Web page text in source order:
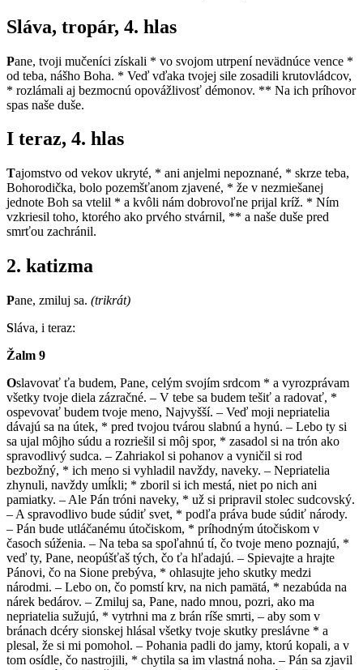
Sláva, tropár, 4. hlas
Pane, tvoji mučeníci získali * vo svojom utrpení nevädnúce vence *
od teba, nášho Boha. * Veď vďaka tvojej sile zosadili krutovládcov,
* rozlámali aj bezmocnú opovážlivosť démonov. ** Na ich príhovor
spas naše duše.
I teraz, 4. hlas
Tajomstvo od vekov ukryté, * ani anjelmi nepoznané, * skrze teba,
Bohorodička, bolo pozemšťanom zjavené, * že v nezmiešanej
jednote Boh sa vtelil * a kvôli nám dobrovoľne prijal kríž. * Ním
vzkriesil toho, ktorého ako prvého stvárnil, ** a naše duše pred
smrťou zachránil.
2. katizma
Pane, zmiluj sa. (trikrát)
Sláva, i teraz:
Žalm 9
Oslavovať ťa budem, Pane, celým svojím srdcom * a vyrozprávam
všetky tvoje diela zázračné. – V tebe sa budem tešiť a radovať, *
ospevovať budem tvoje meno, Najvyšší. – Veď moji nepriatelia
dávajú sa na útek, * pred tvojou tvárou slabnú a hynú. – Lebo ty si
sa ujal môjho súdu a rozriešil si môj spor, * zasadol si na trón ako
spravodlivý sudca. – Zahriakol si pohanov a vyničil si rod
bezbožný, * ich meno si vyhladil navždy, naveky. – Nepriatelia
zhynuli, navždy umĺkli; * zboril si ich mestá, niet po nich ani
pamiatky. – Ale Pán tróni naveky, * už si pripravil stolec sudcovský.
– A spravodlivo bude súdiť svet, * podľa práva bude súdiť národy.
– Pán bude utláčanému útočiskom, * príhodným útočiskom v
časoch súženia. – Na teba sa spoľahnú tí, čo tvoje meno poznajú, *
veď ty, Pane, neopúšťaš tých, čo ťa hľadajú. – Spievajte a hrajte
Pánovi, čo na Sione prebýva, * ohlasujte jeho skutky medzi
národmi. – Lebo on, čo pomstí krv, na nich pamätá, * nezabúda na
nárek bedárov. – Zmiluj sa, Pane, nado mnou, pozri, ako ma
nepriatelia sužujú, * vytrhni ma z brán ríše smrti, – aby som v
bránach dcéry sionskej hlásal všetky tvoje skutky preslávne * a
plesal, že si mi pomohol. – Pohania padli do jamy, ktorú kopali, a v
tom osídle, čo nastrojili, * chytila sa im vlastná noha. – Pán sa zjavil